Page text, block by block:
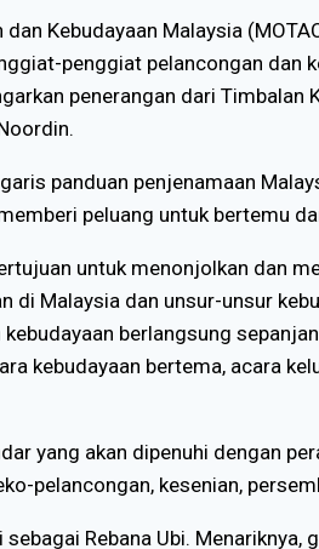
Kebudayaan Malaysia
penggiat pelancongan dan
penerangan dari Timbalan
panduan penjenamaan
peluang untuk bertemu
untuk menonjolkan dan
Malaysia dan unsur-unsur
berlangsung
kebudayaan bertema, acara
yang akan dipenuhi dengan
pelancongan, kesenian,
Rebana Ubi.